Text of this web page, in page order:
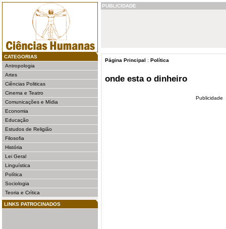
CATEGORIAS
Antropologia
Artes
Ciências Politicas
Cinema e Teatro
Comunicações e Mídia
Economia
Educação
Estudos de Religião
Filosofia
História
Lei Geral
Linguística
Política
Sociologia
Teoria e Crítica
LINKS PATROCINADOS
PUBLICIDADE
Página Principal : Política
onde esta o dinheiro
Publicidade